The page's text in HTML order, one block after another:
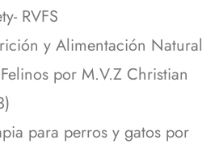
RVFS
y Alimentación Natural
por M.V.Z Christian
para perros y gatos por